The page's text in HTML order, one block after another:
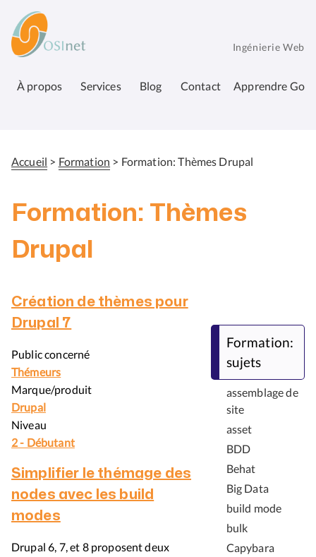
contenu
principal
Ingénierie Web
À propos Services Blog Contact Apprendre Go
Fil
Accueil Formation Formation: Thèmes Drupal
Formation: Thèmes
Drupal
Création de thèmes pour
Drupal 7
Public concerné
Thémeurs
Marque/produit
Drupal
Niveau
2 - Débutant
Simplifier le thémage des
nodes avec les build
modes
Drupal 6, 7, et 8 proposent deux
Formation:
sujets
assemblage de
site
asset
BDD
Behat
Big Data
build mode
bulk
Capybara